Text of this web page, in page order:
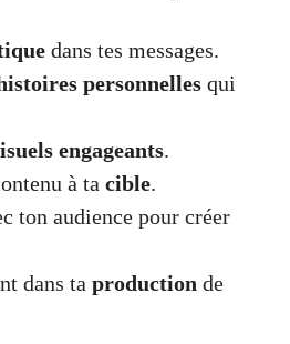
dans tes messages.
personnelles qui
engageants.
à ta cible.
ton audience pour créer
dans ta production de